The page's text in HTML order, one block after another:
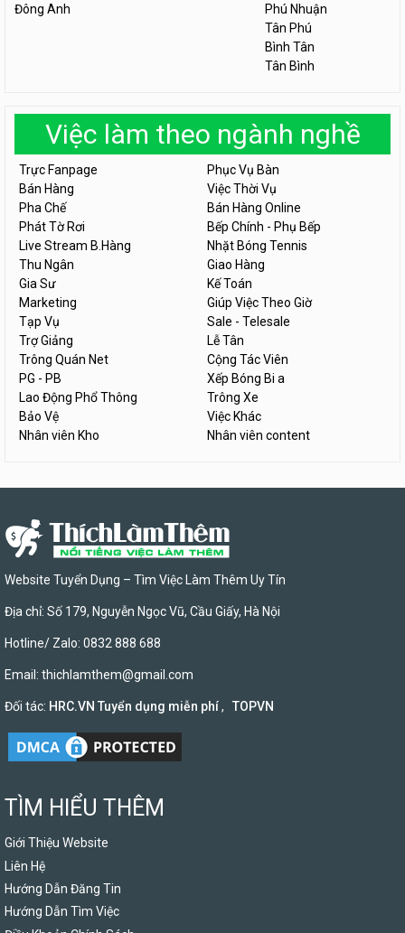
Đông Anh
Phú Nhuận
Tân Phú
Bình Tân
Tân Bình
Việc làm theo ngành nghề
Trực Fanpage
Phục Vụ Bàn
Bán Hàng
Việc Thời Vụ
Pha Chế
Bán Hàng Online
Phát Tờ Rơi
Bếp Chính - Phụ Bếp
Live Stream B.Hàng
Nhặt Bóng Tennis
Thu Ngân
Giao Hàng
Gia Sư
Kế Toán
Marketing
Giúp Việc Theo Giờ
Tạp Vụ
Sale - Telesale
Trợ Giảng
Lễ Tân
Trông Quán Net
Cộng Tác Viên
PG - PB
Xếp Bóng Bi a
Lao Động Phổ Thông
Trông Xe
Bảo Vệ
Việc Khác
Nhân viên Kho
Nhân viên content
Website Tuyển Dụng – Tìm Việc Làm Thêm Uy Tín
Địa chỉ: Số 179, Nguyễn Ngọc Vũ, Cầu Giấy, Hà Nội
Hotline/ Zalo: 0832 888 688
Email: thichlamthem@gmail.com
Đối tác: HRC.VN Tuyển dụng miễn phí, TOPVN
TÌM HIỂU THÊM
Giới Thiệu Website
Liên Hệ
Hướng Dẫn Đăng Tin
Hướng Dẫn Tìm Việc